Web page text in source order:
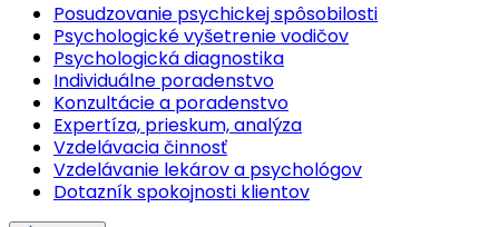
Posudzovanie psychickej spôsobilosti
Psychologické vyšetrenie vodičov
Psychologická diagnostika
Individuálne poradenstvo
Konzultácie a poradenstvo
Expertíza, prieskum, analýza
Vzdelávacia činnosť
Vzdelávanie lekárov a psychológov
Dotazník spokojnosti klientov